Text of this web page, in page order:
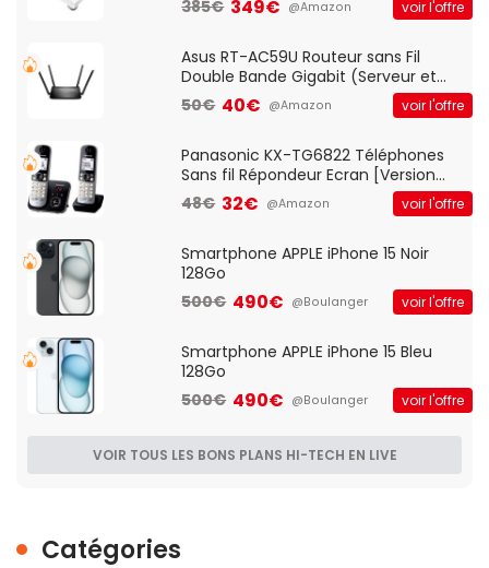
pre-ampli intégré et port USB
385€ 349€ @Amazon voir l'offre
Asus RT-AC59U Routeur sans Fil
Double Bande Gigabit (Serveur et
Client VPN, Triple Vlan, Mode Point
d'accès et Bridge, contrôle Parental,
50€ 40€ @Amazon voir l'offre
Panasonic KX-TG6822 Téléphones
Sans fil Répondeur Ecran [Version
Française]
48€ 32€ @Amazon voir l'offre
Smartphone APPLE iPhone 15 Noir
128Go
500€ 490€ @Boulanger voir l'offre
Smartphone APPLE iPhone 15 Bleu
128Go
500€ 490€ @Boulanger voir l'offre
VOIR TOUS LES BONS PLANS HI-TECH EN LIVE
Catégories